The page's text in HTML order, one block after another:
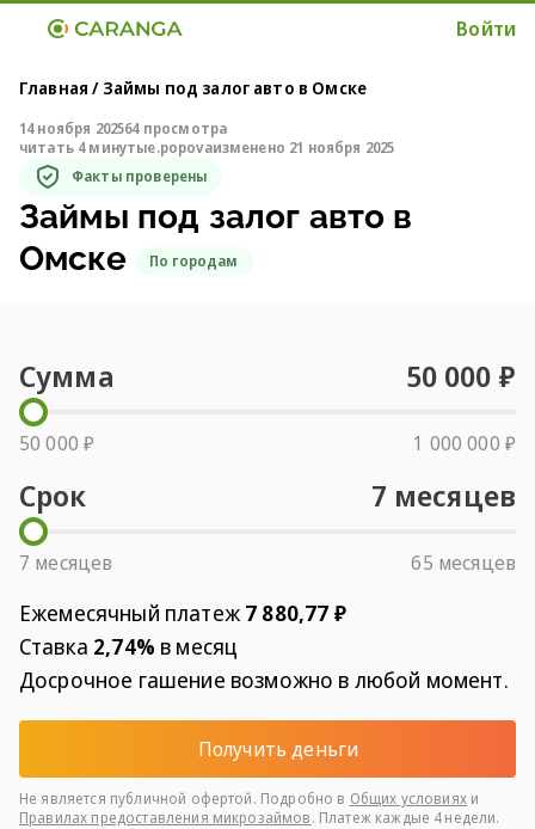
Войти
Главная / Займы под залог авто в Омске
14 ноября 202564 просмотра
читать 4 минутыe.popovaизменено 21 ноября 2025
Факты проверены
Займы под залог авто в
Омске
По городам
Сумма 50 000 ₽
50 000 ₽ 1 000 000 ₽
Срок 7 месяцев
7 месяцев 65 месяцев
Ежемесячный платеж 7 880,77 ₽
Ставка 2,74% в месяц
Досрочное гашение возможно в любой момент.
Получить деньги
Не является публичной офертой. Подробно в Общих условияхи
Правилах предоставления микрозаймов. Платеж каждые 4 недели.